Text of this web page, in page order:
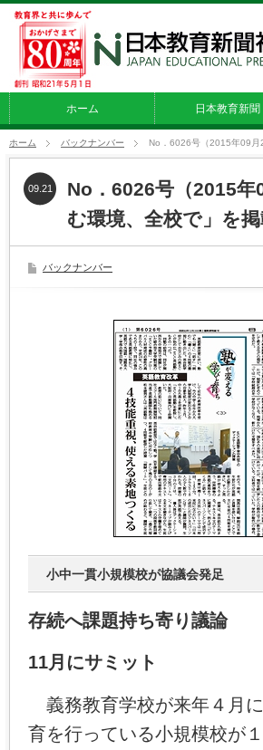
ホーム 日本教育新聞
ホーム バックナンバー No．6026号（2015年09月
No．6026号（2015
む環境、全校で」を
09.21
バックナンバー
小中一貫小規模校が協議会発足
存続へ課題持ち寄り議論
11月にサミット
義務教育学校が来年４月
育を行っている小規模校が